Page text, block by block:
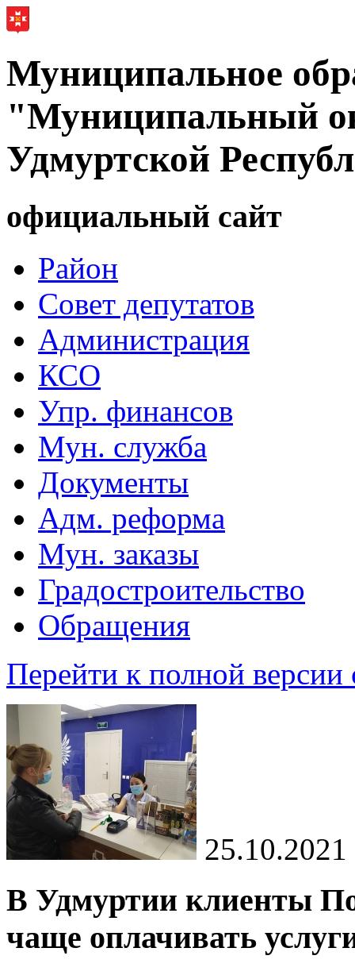
Муниципальное
"Муниципальный
Удмуртской
официальный сайт
Район
Совет депутатов
Администрация
КСО
Упр. финансов
Мун. служба
Документы
Адм. реформа
Мун. заказы
Градостроительство
Обращения
Перейти к полной версии
25.10.2021
В Удмуртии клиенты
чаще оплачивать